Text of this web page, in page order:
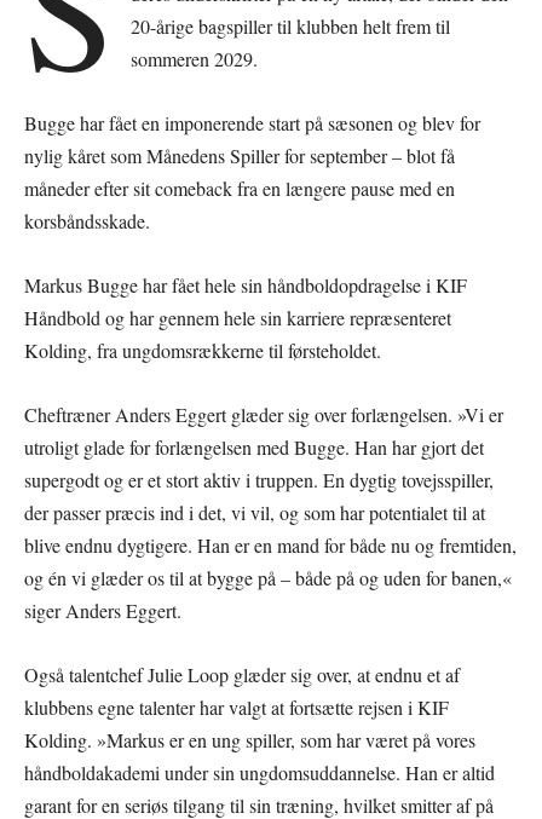
20-årige bagspiller til klubben helt frem til
sommeren 2029.
Bugge har fået en imponerende start på sæsonen og blev for
nylig kåret som Månedens Spiller for september – blot få
måneder efter sit comeback fra en længere pause med en
korsbåndsskade.
Markus Bugge har fået hele sin håndboldopdragelse i KIF
Håndbold og har gennem hele sin karriere repræsenteret
Kolding, fra ungdomsrækkerne til førsteholdet.
Cheftræner Anders Eggert glæder sig over forlængelsen. »Vi er
utroligt glade for forlængelsen med Bugge. Han har gjort det
supergodt og er et stort aktiv i truppen. En dygtig tovejsspiller,
der passer præcis ind i det, vi vil, og som har potentialet til at
blive endnu dygtigere. Han er en mand for både nu og fremtiden,
og én vi glæder os til at bygge på – både på og uden for banen,«
siger Anders Eggert.
Også talentchef Julie Loop glæder sig over, at endnu et af
klubbens egne talenter har valgt at fortsætte rejsen i KIF
Kolding. »Markus er en ung spiller, som har været på vores
håndboldakademi under sin ungdomsuddannelse. Han er altid
garant for en seriøs tilgang til sin træning, hvilket smitter af på